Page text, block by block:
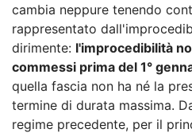
cambia neppure tenendo
rappresentato
dirimente: l'improcedibilità
commessi prima del 1°
quella fascia non ha né la
termine di durata massima.
regime precedente, per il